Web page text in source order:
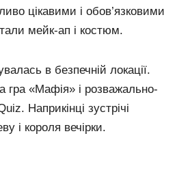
цікавими і обов’язковими
мейк-ап і костюм.
в безпечній локації.
гра «Мафія» і розважально-
Наприкінці зустрічі
і короля вечірки.